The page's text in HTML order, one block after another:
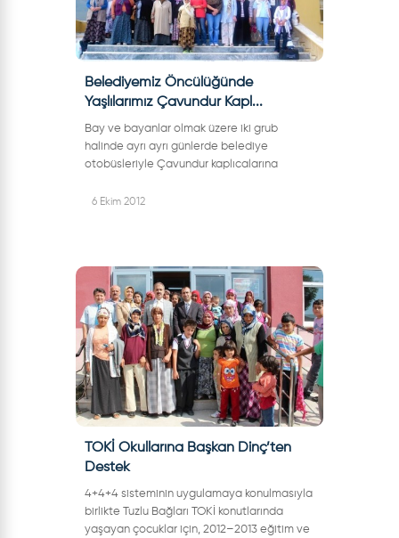
Belediyemiz Öncülüğünde
Yaşlılarımız Çavundur Kapl...
Bay ve bayanlar olmak üzere iki grub
halinde ayrı ayrı günlerde belediye
otobüsleriyle Çavundur kaplıcalarına
ağırlandılar. Şuna kadar 35 erkek, 45’te
6 Ekim 2012
TOKİ Okullarına Başkan Dinç’ten
Destek
4+4+4 sisteminin uygulamaya konulmasıyla
birlikte Tuzlu Bağları TOKİ konutlarında
yaşayan çocuklar için, 2012–2013 eğitim ve